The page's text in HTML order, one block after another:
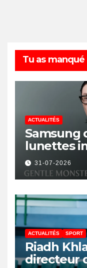
Tu as manqué
ACTUALITÉS
Samsung
lunettes
avec IA et
31-07-2026
ACTUALITÉS SPORT
Riadh
directeur